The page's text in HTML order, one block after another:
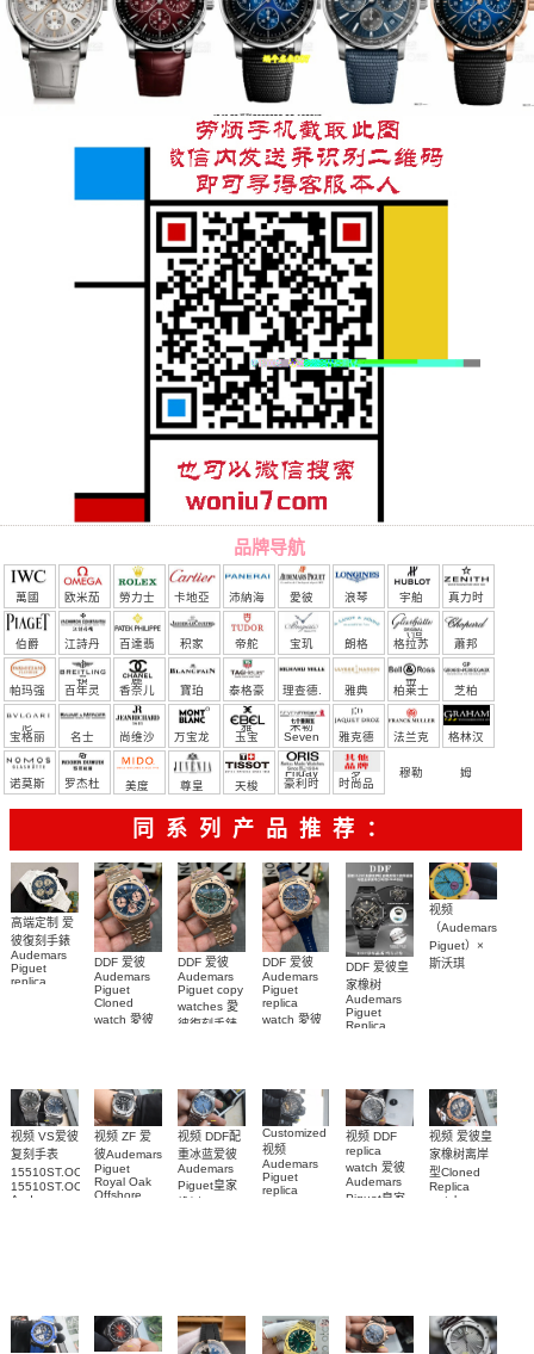
品牌导航
萬國 欧米茄 勞力士 卡地亞 沛納海 愛彼 浪琴 宇舶
（恒
宝）
真力时
伯爵 江詩丹
頓
百達翡
麗
积家 帝舵 宝玑 朗格 格拉苏
蒂
蕭邦
帕玛强
尼
百年灵 香奈儿 寶珀 泰格豪
雅
理查德.
米勒
雅典 柏莱士 芝柏
宝格丽 名士 尚维沙 万宝龙 玉宝 Seven
Friday
雅克德
罗
法兰克
穆勒
格林汉
姆
诺莫斯
罗杰杜 美度 尊皇 天梭 豪利时 时尚品
牌/原单
同系列产品推荐：
高端定制 爱
彼復刻手錶
Audemars
Piguet
replica
26579CB.OO.1225CB.01
DDF 爱彼
Audemars
Piguet
Cloned
watch 愛彼
DDF 爱彼
Audemars
Piguet copy
watches 愛
彼復刻手錶
DDF 爱彼
Audemars
Piguet
replica
watch 愛彼
DDF 爱彼皇
家橡树
Audemars
Piguet
Replica
视频
（Audemars
Piguet）×
斯沃琪
视频 VS爱彼
复刻手表
15510ST.OO.1320ST.06，
15510ST.OO.1320ST.09
Audemars
视频 ZF 爱
彼Audemars
Piguet
Royal Oak
Offshore
视频 DDF配
重冰蓝爱彼
Audemars
Piguet皇家
Customized
视频
Audemars
Piguet
replica
视频 DDF
replica
watch 爱彼
Audemars
Piguet皇家
视频 爱彼皇
家橡树离岸
型Cloned
Replica
watch